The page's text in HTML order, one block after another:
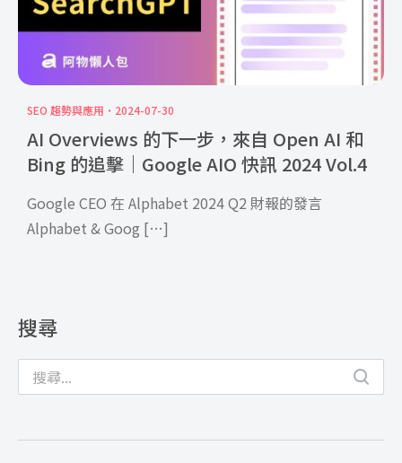
SEO 趨勢與應用 2024-07-30
AI Overviews 的下一步，來自 Open AI 和
Bing 的追擊｜Google AIO 快訊 2024 Vol.4
Google CEO 在 Alphabet 2024 Q2 財報的發言
Alphabet & Goog […]
搜尋